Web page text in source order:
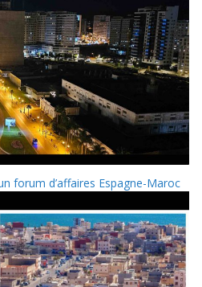
forum d’affaires Espagne-Maroc